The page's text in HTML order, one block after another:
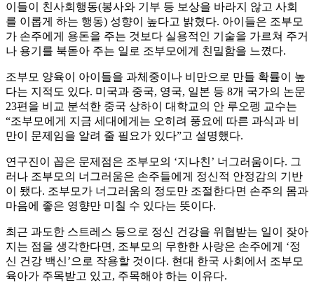
이들이 친사회행동(봉사와 기부 등 보상을 바라지 않고 사회
를 이롭게 하는 행동) 성향이 높다고 밝혔다. 아이들은 조부모
가 손주에게 용돈을 주는 것보다 실용적인 기술을 가르쳐 주거
나 용기를 북돋아 주는 일로 조부모에게 친밀함을 느꼈다.
조부모 양육이 아이들을 과체중이나 비만으로 만들 확률이 높
다는 지적도 있다. 미국과 중국, 영국, 일본 등 8개 국가의 논문
23편을 비교 분석한 중국 상하이 대학교의 안 루오펭 교수는
“조부모에게 지금 세대에게는 오히려 풍요에 따른 과식과 비
만이 문제임을 알려 줄 필요가 있다”고 설명했다.
연구진이 꼽은 문제점은 조부모의 ‘지나친’ 너그러움이다. 그
러나 조부모의 너그러움은 손주들에게 정신적 안정감의 기반
이 됐다. 조부모가 너그러움의 정도만 조절한다면 손주의 몸과
마음에 좋은 영향만 미칠 수 있다는 뜻이다.
최근 과도한 스트레스 등으로 정신 건강을 위협받는 일이 잦아
지는 점을 생각한다면, 조부모의 무한한 사랑은 손주에게 ‘정
신 건강 백신’으로 작용할 것이다. 현대 한국 사회에서 조부모
육아가 주목받고 있고, 주목해야 하는 이유다.